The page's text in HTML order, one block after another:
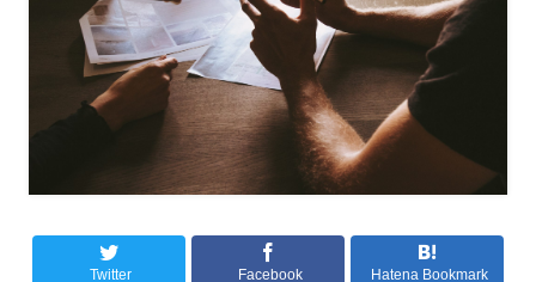
Twitter Facebook Hatena Bookmark